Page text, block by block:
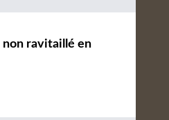
non ravitaillé en